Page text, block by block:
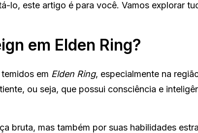
lo, este artigo é para você. Vamos explorar
em Elden Ring?
em Elden Ring, especialmente na
ou seja, que possui consciência e
bruta, mas também por suas habilidades